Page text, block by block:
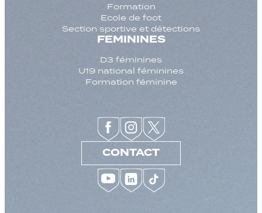
Formation
Ecole de foot
Section sportive et détections
FEMININES
D3 féminines
U19 national féminines
Formation féminine
CONTACT